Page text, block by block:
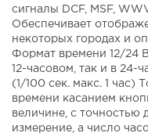
сигналы DCF, MSF,
Обеспечивает
некоторых городах и
Формат времени 12/24
12-часовом, так и в 24-
(1/100 сек. макс. 1 час)
времени касанием
величине, с точностью
измерение, а число